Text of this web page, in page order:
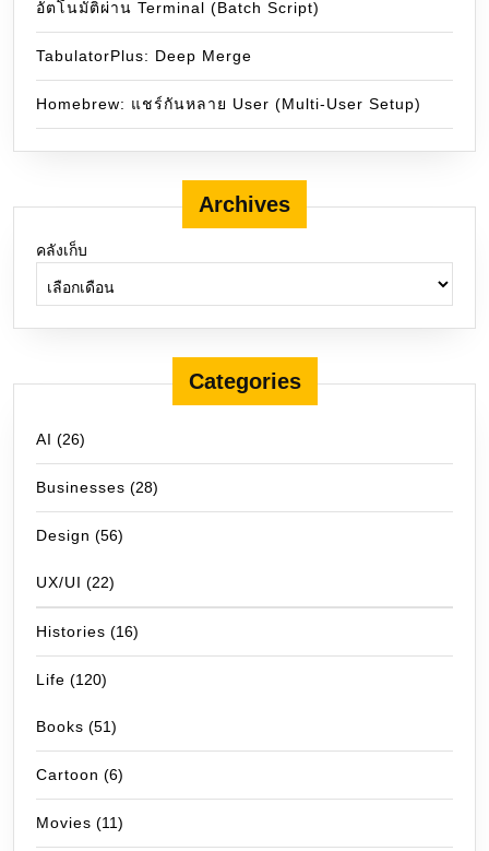
อัตโนมัติผ่าน Terminal (Batch Script)
TabulatorPlus: Deep Merge
Homebrew: แชร์กันหลาย User (Multi-User Setup)
Archives
คลังเก็บ
Categories
AI (26)
Businesses (28)
Design (56)
UX/UI (22)
Histories (16)
Life (120)
Books (51)
Cartoon (6)
Movies (11)